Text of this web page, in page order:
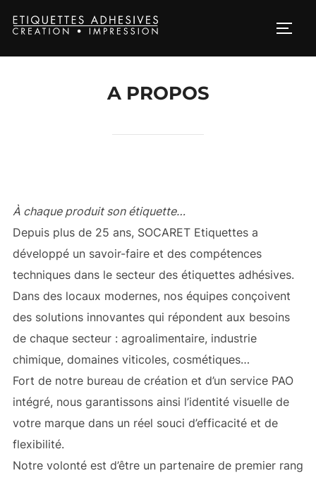
A PROPOS
À chaque produit son étiquette…
Depuis plus de 25 ans, SOCARET Etiquettes a
développé un savoir-faire et des compétences
techniques dans le secteur des étiquettes adhésives.
Dans des locaux modernes, nos équipes conçoivent
des solutions innovantes qui répondent aux besoins
de chaque secteur : agroalimentaire, industrie
chimique, domaines viticoles, cosmétiques…
Fort de notre bureau de création et d’un service PAO
intégré, nous garantissons ainsi l’identité visuelle de
votre marque dans un réel souci d’efficacité et de
flexibilité.
Notre volonté est d’être un partenaire de premier rang